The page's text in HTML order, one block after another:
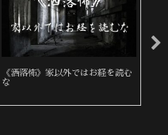
《洒落怖》家以外ではお経を読む
な